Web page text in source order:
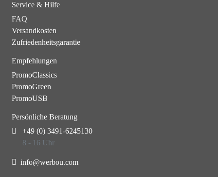
Service & Hilfe
FAQ
Versandkosten
Zufriedenheitsgarantie
Empfehlungen
PromoClassics
PromoGreen
PromoUSB
Persönliche Beratung
+49 (0) 3491-6245130
8 - 16 Uhr
info@werbou.com